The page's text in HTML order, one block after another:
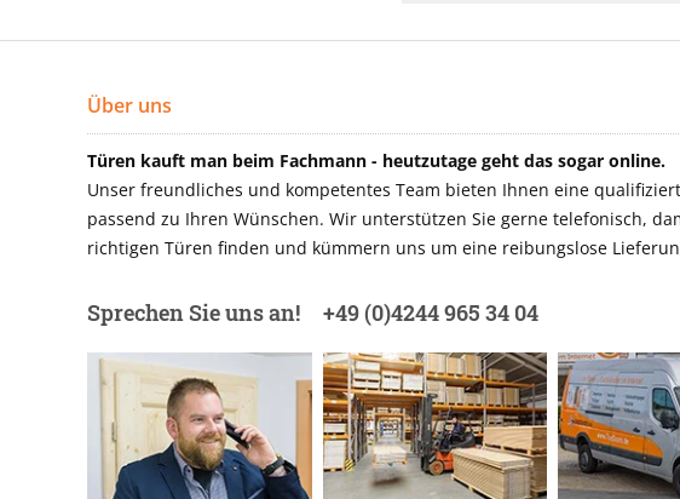
Über uns
Türen kauft man beim Fachmann - heutzutage geht das sogar online.
Unser freundliches und kompetentes Team bieten Ihnen eine
passend zu Ihren Wünschen. Wir unterstützen Sie gerne telefonisch,
richtigen Türen finden und kümmern uns um eine reibungslose
Sprechen Sie uns an! +49 (0)4244 965 34 04